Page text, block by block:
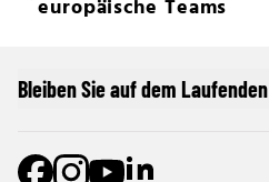
europäische Teams
Bleiben Sie auf dem Laufenden